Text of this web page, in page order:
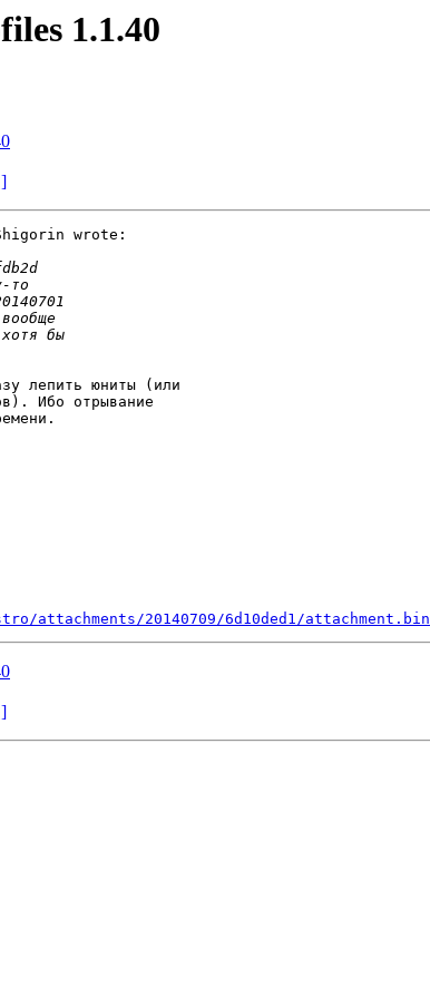
1.1.40
wrote:
лепить юниты (или
Ибо отрывание
20140709/6d10ded1/attachment.bin